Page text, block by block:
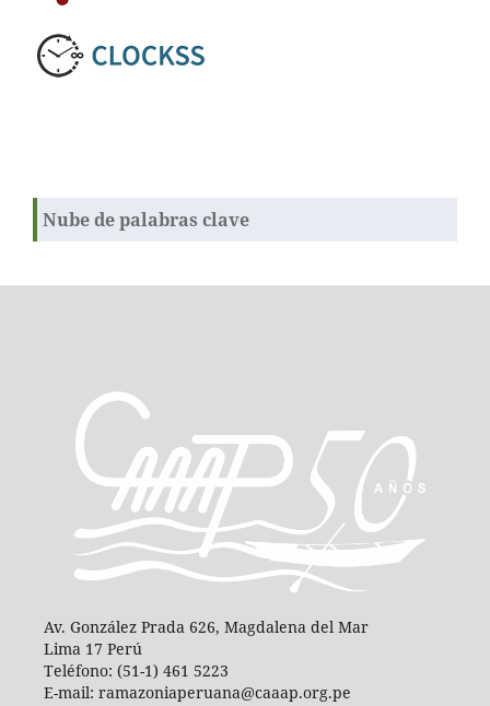
Nube de palabras clave
Av. González Prada 626, Magdalena del Mar
Lima 17 Perú
Teléfono: (51-1) 461 5223
E-mail: ramazoniaperuana@caaap.org.pe